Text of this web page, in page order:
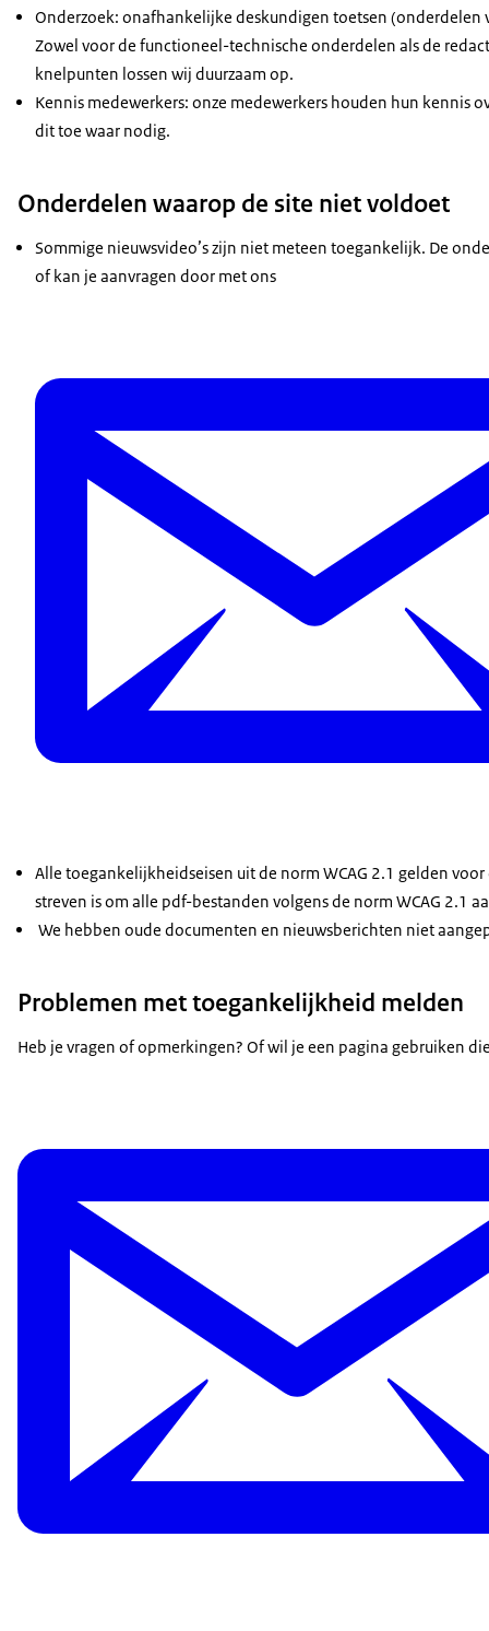
Onderzoek: onafhankelijke deskundigen toetsen
Zowel voor de functioneel-technische onderdelen als de
knelpunten lossen wij duurzaam op.
Kennis medewerkers: onze medewerkers houden hun kennis
dit toe waar nodig.
Onderdelen waarop de site niet voldoet
Sommige nieuwsvideo’s zijn niet meteen toegankelijk. De
of kan je aanvragen door met ons
Alle toegankelijkheidseisen uit de norm WCAG 2.1 gelden
streven is om alle pdf-bestanden volgens de norm WCAG 2.1
We hebben oude documenten en nieuwsberichten niet
Problemen met toegankelijkheid melden
Heb je vragen of opmerkingen? Of wil je een pagina gebruiken